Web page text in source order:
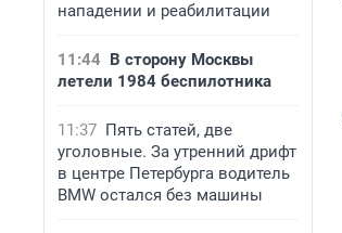
нападении и реабилитации
11:44 В сторону Москвы
летели 1984 беспилотника
11:37 Пять статей, две
уголовные. За утренний дрифт
в центре Петербурга водитель
BMW остался без машины